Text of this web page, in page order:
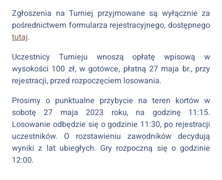
Zgłoszenia na Turniej przyjmowane są wyłącznie za
pośrednictwem formularza rejestracyjnego, dostępnego
tutaj.
Uczestnicy Turnieju wnoszą opłatę wpisową w
wysokości 100 zł, w gotówce, płatną 27 maja br., przy
rejestracji, przed rozpoczęciem losowania.
Prosimy o punktualne przybycie na teren kortów w
sobotę 27 maja 2023 roku, na godzinę 11:15.
Losowanie odbędzie się o godzinie 11:30, po rejestracji
uczestników. O rozstawieniu zawodników decydują
wyniki z lat ubiegłych. Gry rozpoczną się o godzinie
12:00.